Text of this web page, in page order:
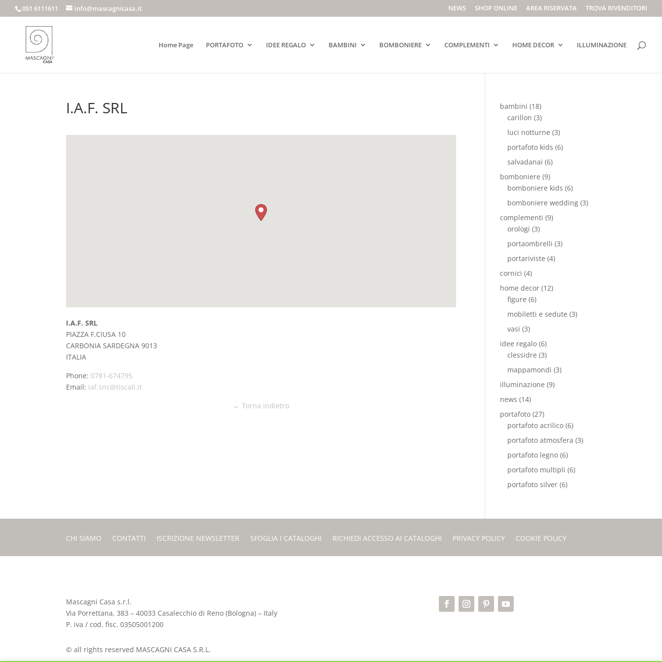
051 6111611 info@mascagnicasa.it NEWS SHOP ONLINE AREA RISERVATA TROVA RIVENDITORI
Home Page PORTAFOTO IDEE REGALO BAMBINI BOMBONIERE COMPLEMENTI HOME DECOR ILLUMINAZIONE
I.A.F. SRL
I.A.F. SRL
PIAZZA F.CIUSA 10
CARBONIASARDEGNA9013
ITALIA
Phone: 0781-674795
Email: iaf.snc@tiscali.it
← Torna indietro
bambini (18)
carillon (3)
luci notturne (3)
portafoto kids (6)
salvadanai (6)
bomboniere (9)
bomboniere kids (6)
bomboniere wedding (3)
complementi (9)
orologi (3)
portaombrelli (3)
portariviste (4)
cornici (4)
home decor (12)
figure (6)
mobiletti e sedute (3)
vasi (3)
idee regalo (6)
clessidre (3)
mappamondi (3)
illuminazione (9)
news (14)
portafoto (27)
portafoto acrilico (6)
portafoto atmosfera (3)
portafoto legno (6)
portafoto multipli (6)
portafoto silver (6)
CHI SIAMO CONTATTI ISCRIZIONE NEWSLETTER SFOGLIA I CATALOGHI RICHIEDI ACCESSO AI CATALOGHI PRIVACY POLICY COOKIE POLICY
Mascagni Casa s.r.l.
Via Porrettana, 383 – 40033 Casalecchio di Reno (Bologna) – Italy
P. iva / cod. fisc. 03505001200
© all rights reserved MASCAGNI CASA S.R.L.